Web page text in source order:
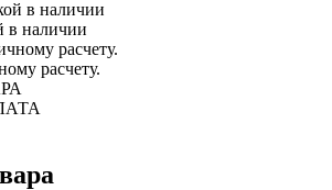
в наличии
расчету.